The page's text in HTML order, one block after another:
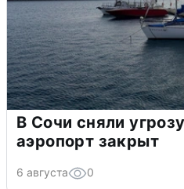
В Сочи сняли
аэропорт закрыт
6 августа 0